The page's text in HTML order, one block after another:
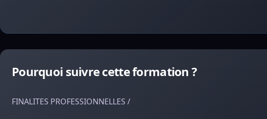
Pourquoi suivre cette formation ?
FINALITES PROFESSIONNELLES /